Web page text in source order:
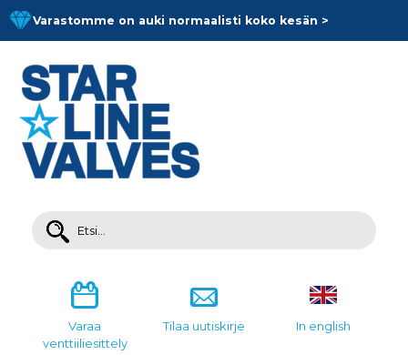
to
content
Varastomme on auki normaalisti koko kesän >
Search
for:
Varaa
venttiiliesittely
Tilaa uutiskirje In english